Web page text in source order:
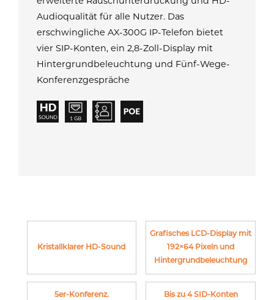
Audioqualität für alle Nutzer. Das
erschwingliche AX-300G IP-Telefon bietet
vier SIP-Konten, ein 2,8-Zoll-Display mit
Hintergrundbeleuchtung und Fünf-Wege-
Konferenzgespräche
Kristallklarer HD-Sound
Grafisches LCD-Display mit
192×64 Pixeln und
Hintergrundbeleuchtung
5er-Konferenz. Bis zu 4 SID-Konten